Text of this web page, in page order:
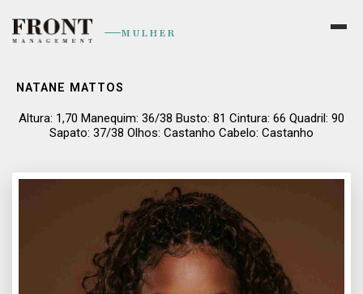
MULHER
NATANE MATTOS
Altura: 1,70 Manequim: 36/38 Busto: 81 Cintura: 66 Quadril: 90
Sapato: 37/38 Olhos: Castanho Cabelo: Castanho